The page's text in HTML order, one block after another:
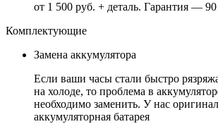
от 1 500 руб. + деталь. Гарантия — 90
Комплектующие
Замена аккумулятора
Если ваши часы стали быстро
на холоде, то проблема в
необходимо заменить. У нас
аккумуляторная батарея